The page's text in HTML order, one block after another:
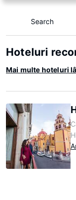
Search
Hoteluri
Mai multe hoteluri